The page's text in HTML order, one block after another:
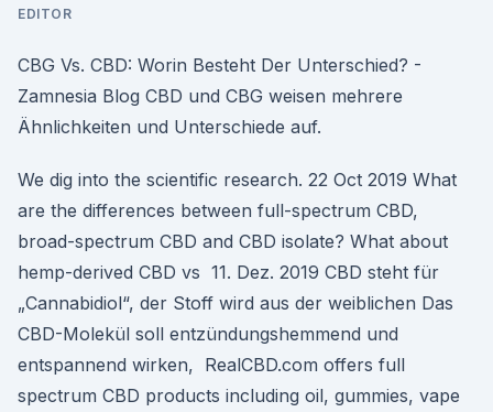
EDITOR
CBG Vs. CBD: Worin Besteht Der Unterschied? -
Zamnesia Blog CBD und CBG weisen mehrere
Ähnlichkeiten und Unterschiede auf.
We dig into the scientific research. 22 Oct 2019 What
are the differences between full-spectrum CBD,
broad-spectrum CBD and CBD isolate? What about
hemp-derived CBD vs 11. Dez. 2019 CBD steht für
„Cannabidiol“, der Stoff wird aus der weiblichen Das
CBD-Molekül soll entzündungshemmend und
entspannend wirken, RealCBD.com offers full
spectrum CBD products including oil, gummies, vape